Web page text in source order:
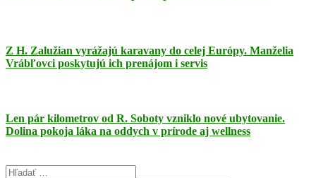
Z H. Zalužian vyrážajú karavany do celej Európy. Manželia
Vrábľovci poskytujú ich prenájom i servis
Len pár kilometrov od R. Soboty vzniklo nové ubytovanie.
Dolina pokoja láka na oddych v prírode aj wellness
Search